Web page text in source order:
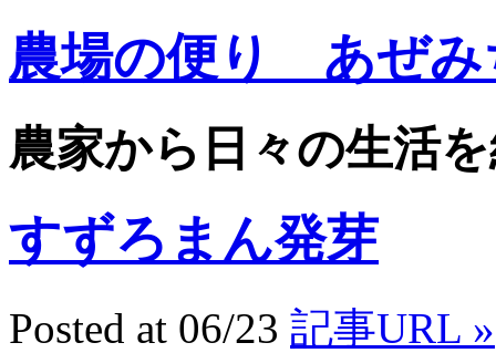
農場の便り あぜみ
農家から日々の生活
すずろまん発芽
Posted at 06/23 記事URL »